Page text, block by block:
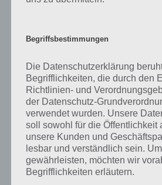
zu nutzen. Mit Hilfe eines QR Code
integriert ist, kann man sich die
Kundenbewertungen anschauen.
Weiterhin sieht man den Online-Preis. Da
Preise im Online-Shop und im Markt
abweichenden Preisen dieser direkt
App herunterladen
Begriffsbestimmungen
Die Datenschutzerklärung
Begrifflichkeiten, die durch den
Richtlinien- und
der Datenschutz-
verwendet wurden. Unsere
soll sowohl für die Öffentlichkeit
unsere Kunden und
lesbar und verständlich sein.
gewährleisten, möchten wir
Begrifflichkeiten erläutern.